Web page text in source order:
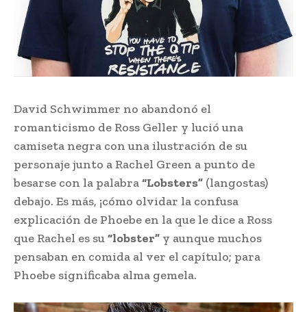
David Schwimmer no abandonó el
romanticismo de Ross Geller y lució una
camiseta negra con una ilustración de su
personaje junto a Rachel Green a punto de
besarse con la palabra“Lobsters” (langostas)
debajo. Es más, ¡cómo olvidar la confusa
explicación de Phoebe en la que le dice a Ross
que Rachel es su“lobster” y aunque muchos
pensaban en comida al ver el capítulo; para
Phoebe significaba alma gemela.